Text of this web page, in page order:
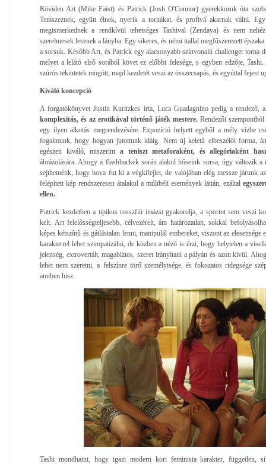
Röviden Art (Mike Faist) és Patrick (Josh O'Connor) gyerekkoruk óta
Teniszeznek, együtt élnek, nyerik a tornákat, és profivá akarnak válni.
megismerkednek a rendkívül tehetséges Tashival (Zendaya) és nem
szerelmesek lesznek a lányba. Egy sikeres, és némi itallal megfűszerezett
a sorsuk. Később Art, és Patrick egy alacsonyabb színvonalú challenger torna
melyet a lelátó első sorából követ ez előbbi felesége, s egyben edzője,
szúrós tekintetek mögött, majd kezdetét veszi az összecsapás, és egyúttal fejest
Kiváló koncepció
A forgatókönyvet Justin Kuritzkes írta, Luca Guadagnino pedig a rendező,
komplexitás, és az erotikával történő játék mestere. Rendezői
egy ilyen alkotás megrendezésére. Expozíció helyett egyből a mély vízbe
fogalmunk, hogy hogyan jutottunk idáig. Nem új keletű elbeszélői forma,
egészen kiváló, miszerint a teniszt metaforaként, és allegóriaként
ábrázolására. Ahogy a flashbackek során alakul hőseink sorsa, úgy változik a
sejthetnénk, hogy hova fut ki a végkifejlet, de valójában elég messze járunk
felépített kép rendszeresen átalakul a múltbéli események láttán, ezáltal
ellen.
Patrick kezdetben a tipikus rosszfiú imázst gyakorolja, a sportot sem veszi
kelt. Art felelősségteljesebb, célvezérelt, ám határozatlan, sokkal
képes kétszínű és gátlástalan lenni, manipulál embereket, viszont az
karakterrel lehet szimpatizálni, de közben a néző is érzi, hogy helytelen a
jelenség, extrovertált, magabiztos, szeret irányítani a pályán és azon kívül.
lehet nem szeretni, a felszínre törő személyisége, és fokozatos ridegsége
amiben hisz.
Tashi mondhatni, hogy igazi modern kori feminista karakter, független,